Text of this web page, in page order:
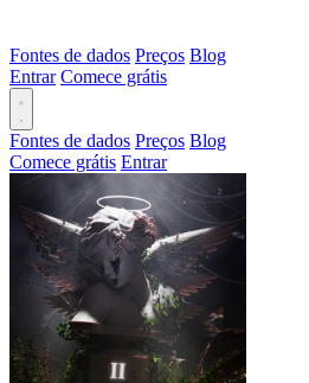
Fontes de dados Preços Blog
Entrar Comece grátis
Fontes de dados Preços Blog
Comece grátis Entrar